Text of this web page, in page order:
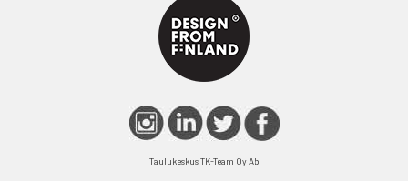
Taulukeskus TK-Team Oy Ab